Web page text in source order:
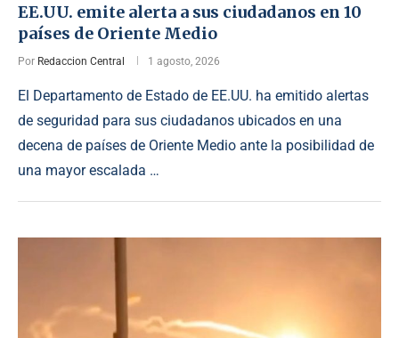
EE.UU. emite alerta a sus ciudadanos en 10
países de Oriente Medio
Por Redaccion Central 1 agosto, 2026
El Departamento de Estado de EE.UU. ha emitido alertas
de seguridad para sus ciudadanos ubicados en una
decena de países de Oriente Medio ante la posibilidad de
una mayor escalada …